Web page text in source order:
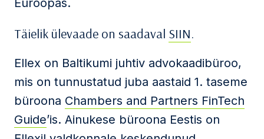
Euroopas.
Täielik ülevaade on saadaval SIIN.
Ellex on Baltikumi juhtiv advokaadibüroo,
mis on tunnustatud juba aastaid 1. taseme
büroona Chambers and Partners FinTech
Guide’is. Ainukese büroona Eestis on